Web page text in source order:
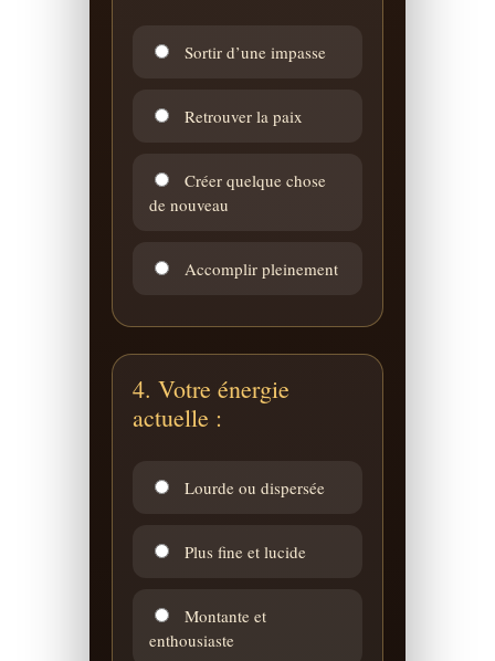
Sortir d’une impasse
Retrouver la paix
Créer quelque chose
de nouveau
Accomplir pleinement
4. Votre énergie
actuelle :
Lourde ou dispersée
Plus fine et lucide
Montante et
enthousiaste